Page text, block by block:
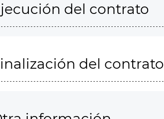
del contrato
del contrato